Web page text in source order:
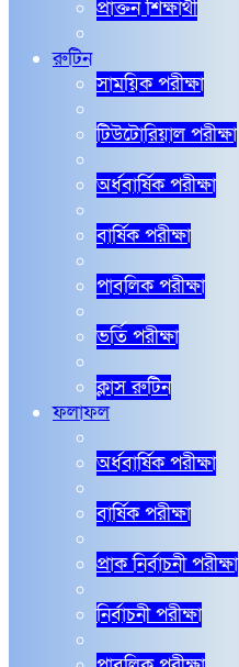
প্রাক্তন শিক্ষার্থী
রুটিন
সাময়িক পরীক্ষা
টিউটোরিয়াল পরীক্ষা
অর্ধবার্ষিক পরীক্ষা
বার্ষিক পরীক্ষা
পাবলিক পরীক্ষা
ভর্তি পরীক্ষা
ক্লাস রুটিন
ফলাফল
অর্ধবার্ষিক পরীক্ষা
বার্ষিক পরীক্ষা
প্রাক নির্বাচনী পরীক্ষা
নির্বাচনী পরীক্ষা